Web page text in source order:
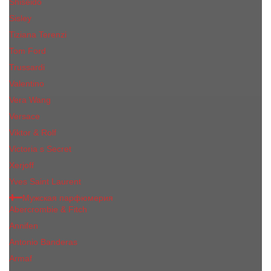
Sisley
Tiziana Terenzi
Tom Ford
Trussardi
Valentino
Vera Wang
Versace
Viktor & Rolf
Victoria s Secret
Xerjoff
Yves Saint Laurent
Мужская парфюмерия
Abercrombie & Fitch
Annifen
Antonio Banderas
Armaf